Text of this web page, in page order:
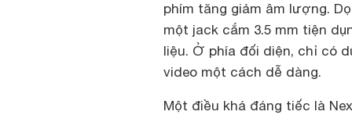
phím tăng giảm âm lượng.
một jack cắm 3.5 mm tiện
liệu. Ở phía đối diện, chỉ có
video một cách dễ dàng.
Một điều khá đáng tiếc là